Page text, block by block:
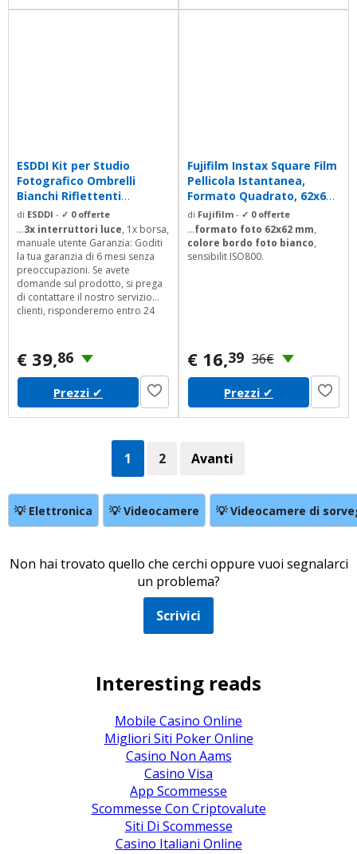
ESDDI Kit per Studio
Fotografico Ombrelli
Bianchi Riflettenti
Ombrello Paraluce...
di ESDDI - ✓ 0 offerte
...3x interruttori luce, 1x borsa,
manuale utente Garanzia: Goditi
la tua garanzia di 6 mesi senza
preoccupazioni. Se avete
domande sul prodotto, si prega
di contattare il nostro servizio
clienti, risponderemo entro 24
€ 39,86
Prezzi ✔
Fujifilm Instax Square Film
Pellicola Istantanea,
Formato Quadrato, 62x62
mm,...
di Fujifilm - ✓ 0 offerte
...formato foto 62x62 mm,
colore bordo foto bianco,
sensibilit ISO800.
€ 16,39 36€
Prezzi ✔
1 2 Avanti
💡 Elettronica 💡 Videocamere 💡 Videocamere di
Non hai trovato quello che cerchi oppure vuoi segnalarci
un problema?
Scrivici
Interesting reads
Mobile Casino Online
Migliori Siti Poker Online
Casino Non Aams
Casino Visa
App Scommesse
Scommesse Con Criptovalute
Siti Di Scommesse
Casino Italiani Online